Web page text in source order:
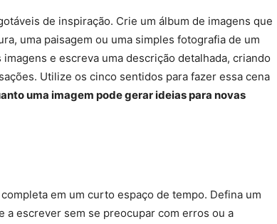
de inspiração. Crie um álbum de imagens que
uma paisagem ou uma simples fotografia de um
e escreva uma descrição detalhada, criando
Utilize os cinco sentidos para fazer essa cena
uma imagem pode gerar ideias para novas
em um curto espaço de tempo. Defina um
a escrever sem se preocupar com erros ou a